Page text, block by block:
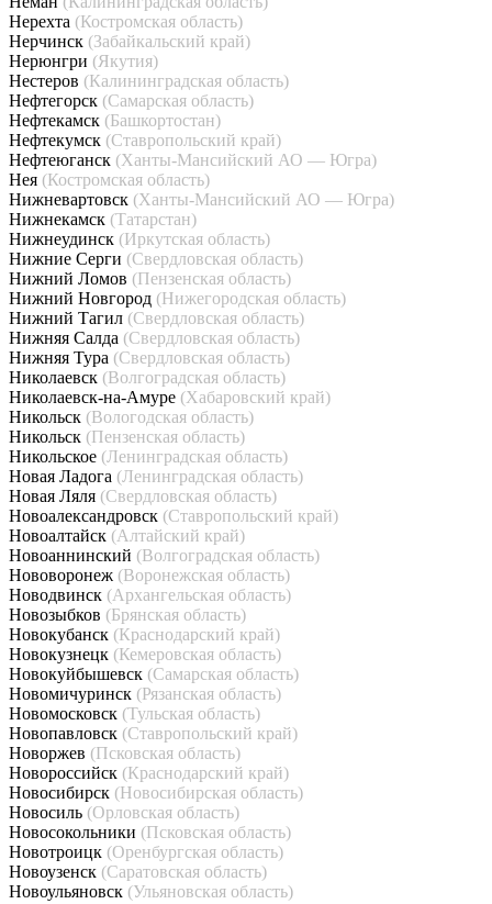
Нерехта (Костромская область)
Нерчинск (Забайкальский край)
Нерюнгри (Якутия)
Нестеров (Калининградская область)
Нефтегорск (Самарская область)
Нефтекамск (Башкортостан)
Нефтекумск (Ставропольский край)
Нефтеюганск (Ханты-Мансийский АО — Югра)
Нея (Костромская область)
Нижневартовск (Ханты-Мансийский АО — Югра)
Нижнекамск (Татарстан)
Нижнеудинск (Иркутская область)
Нижние Серги (Свердловская область)
Нижний Ломов (Пензенская область)
Нижний Новгород (Нижегородская область)
Нижний Тагил (Свердловская область)
Нижняя Салда (Свердловская область)
Нижняя Тура (Свердловская область)
Николаевск (Волгоградская область)
Николаевск-на-Амуре (Хабаровский край)
Никольск (Вологодская область)
Никольск (Пензенская область)
Никольское (Ленинградская область)
Новая Ладога (Ленинградская область)
Новая Ляля (Свердловская область)
Новоалександровск (Ставропольский край)
Новоалтайск (Алтайский край)
Новоаннинский (Волгоградская область)
Нововоронеж (Воронежская область)
Новодвинск (Архангельская область)
Новозыбков (Брянская область)
Новокубанск (Краснодарский край)
Новокузнецк (Кемеровская область)
Новокуйбышевск (Самарская область)
Новомичуринск (Рязанская область)
Новомосковск (Тульская область)
Новопавловск (Ставропольский край)
Новоржев (Псковская область)
Новороссийск (Краснодарский край)
Новосибирск (Новосибирская область)
Новосиль (Орловская область)
Новосокольники (Псковская область)
Новотроицк (Оренбургская область)
Новоузенск (Саратовская область)
Новоульяновск (Ульяновская область)